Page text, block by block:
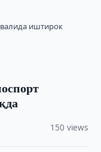
иштирок
150 views